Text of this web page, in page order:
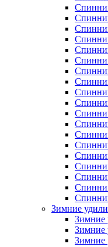
Зимние
Зимние
Зимние
Зимние